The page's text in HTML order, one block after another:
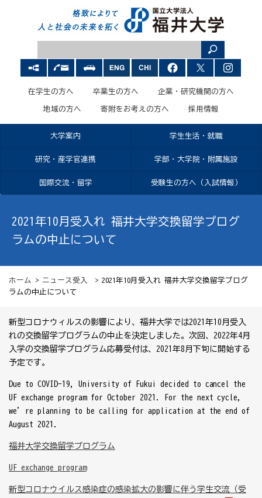
在学生の方へ 卒業生の方へ 企業・研究機関の方へ
地域の方へ 寄附をお考えの方へ 採用情報
大学案内 学生生活・就職
研究・産学官連携 学部・大学院・附属施設
国際交流・留学 受験生の方へ（入試情報）
2021年10月受入れ 福井大学交換留学プログ
ラムの中止について
ホーム > ニュース 受入
> 2021年10月受入れ 福井大学交換留学プログ
ラムの中止について
新型コロナウィルスの影響により、福井大学では2021 年10 月受入
れの交換留学プログラムの中止を決定しました。次回、 2022年4月
入学の交換留学プログラム応募受付は、 2021 年8 月下旬に開始する
予定です。
Due to COVID-19, University of Fukui decided to cancel the
UF exchange program for October 2021. For the next cycle,
we’re planning to be calling for application at the end of
August 2021.
福井大学交換留学プログラム
UF exchange program
新型コロナウイルス感染症の感染拡大の影響に伴う学生交流（受